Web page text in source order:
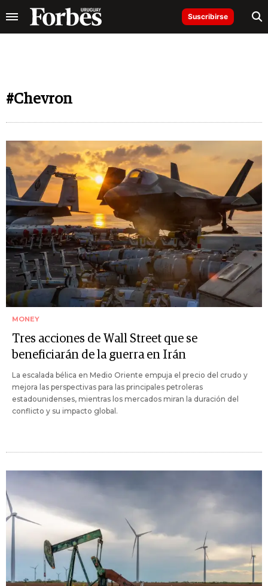
Suscribirse
#Chevron
MONEY
Tres acciones de Wall Street que se
beneficiarán de la guerra en Irán
La escalada bélica en Medio Oriente empuja el precio del crudo y
mejora las perspectivas para las principales petroleras
estadounidenses, mientras los mercados miran la duración del
conflicto y su impacto global.